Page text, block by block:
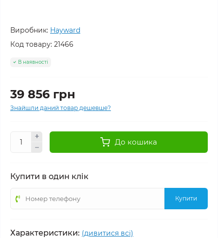
Виробник: Hayward
Код товару: 21466
В наявності
39 856 грн
Знайшли даний товар дешевше?
До кошика
Купити в один клік
Купити
Характеристики: (дивитися всі)